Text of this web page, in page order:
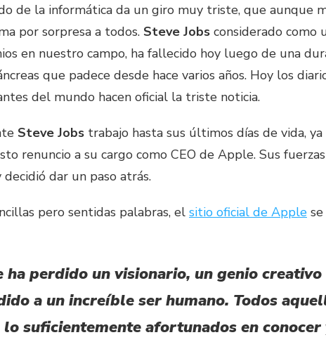
de la informática da un giro muy triste, que aunque
por sorpresa a todos. Steve Jobs considerado como
en nuestro campo, ha fallecido hoy luego de una
que padece desde hace varios años. Hoy los
del mundo hacen oficial la triste noticia.
Steve Jobs trabajo hasta sus últimos días de vida,
renuncio a su cargo como CEO de Apple. Sus
dar un paso atrás.
pero sentidas palabras, el sitio oficial de Apple
ha perdido un visionario, un genio
a un increíble ser humano. Todos
suficientemente afortunados en